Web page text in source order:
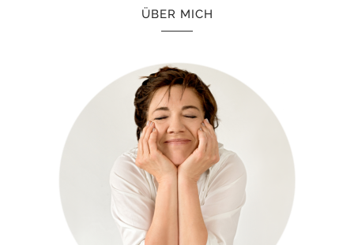
ÜBER MICH